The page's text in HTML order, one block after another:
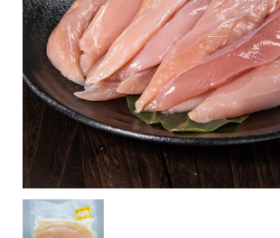
オンラインストア
会社概要